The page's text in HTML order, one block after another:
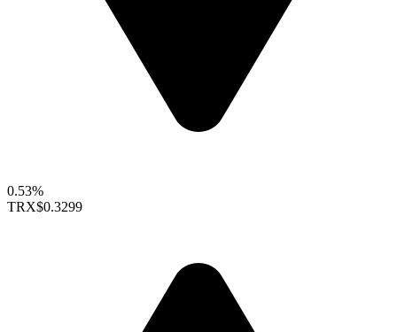
0.53%
TRX$0.3299